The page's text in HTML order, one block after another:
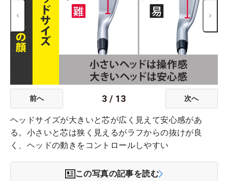
前へ 3 / 13 次へ
ヘッドサイズが大きいと芯が広く見えて安心感があ
る。小さいと芯は狭く見えるがラフからの抜けが良
く、ヘッドの動きをコントロールしやすい
この写真の記事を読む